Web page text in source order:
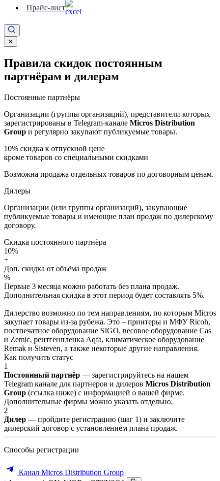
Прайс-лист
✕
Правила скидок постоянным
партнёрам и дилерам
Постоянные партнёры
Организации (группы организаций), представители которых
зарегистрированы в Telegram-канале Micros Distribution
Group и регулярно закупают публикуемые товары.
10% скидка к отпускной цене
кроме товаров со специальными скидками
Возможна продажа отдельных товаров по договорным ценам.
Дилеры
Организации (или группы организаций), закупающие
публикуемые товары и имеющие план продаж по дилерскому
договору.
Скидка постоянного партнёра
10%
+
Доп. скидка от объёма продаж
%
Первые 3 месяца можно работать без плана продаж.
Дополнительная скидка в этот период будет составлять 5%.
Дилерство возможно по тем направлениям, по которым Micros
закупает товары из-за рубежа. Это – принтеры и МФУ Ricoh,
постпечатное оборудование SIGO, весовое оборудование Cas
и Zemic, рентгенпленка Aqfa, климатическое оборудование
Remak и Sisteven, а также некоторые другие направления.
Как получить статус
1
Постоянный партнёр — зарегистрируйтесь на нашем
Telegram канале для партнеров и дилеров Micros Distribution
Group (ссылка ниже) с информацией о вашей фирме.
Дополнительные фирмы можно указать отдельно.
2
Дилер — пройдите регистрацию (шаг 1) и заключите
дилерский договор с установлением плана продаж.
Способы регистрации
Канал Micros Distribution Group